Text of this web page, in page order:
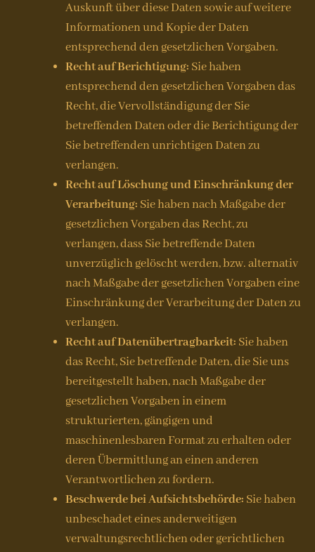
Auskunft über diese Daten sowie auf weitere
Informationen und Kopie der Daten
entsprechend den gesetzlichen Vorgaben.
Recht auf Berichtigung: Sie haben
entsprechend den gesetzlichen Vorgaben das
Recht, die Vervollständigung der Sie
betreffenden Daten oder die Berichtigung der
Sie betreffenden unrichtigen Daten zu
verlangen.
Recht auf Löschung und Einschränkung der
Verarbeitung: Sie haben nach Maßgabe der
gesetzlichen Vorgaben das Recht, zu
verlangen, dass Sie betreffende Daten
unverzüglich gelöscht werden, bzw. alternativ
nach Maßgabe der gesetzlichen Vorgaben eine
Einschränkung der Verarbeitung der Daten zu
verlangen.
Recht auf Datenübertragbarkeit: Sie haben
das Recht, Sie betreffende Daten, die Sie uns
bereitgestellt haben, nach Maßgabe der
gesetzlichen Vorgaben in einem
strukturierten, gängigen und
maschinenlesbaren Format zu erhalten oder
deren Übermittlung an einen anderen
Verantwortlichen zu fordern.
Beschwerde bei Aufsichtsbehörde: Sie haben
unbeschadet eines anderweitigen
verwaltungsrechtlichen oder gerichtlichen